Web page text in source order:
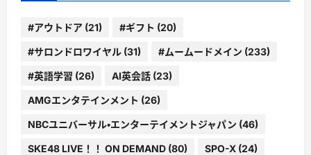
#アウトドア (21) #ギフト (20)
#サロンドロワイヤル (31) #ムームードメイン (233)
#英語学習 (26) AI英会話 (23)
AMGエンタテインメント (26)
NBCユニバーサル・エンターテイメントジャパン (46)
SKE48 LIVE！！ ON DEMAND (80) SPO-X (24)